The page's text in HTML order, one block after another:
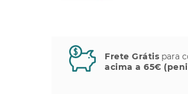
Frete Grátis para
acima a 65€